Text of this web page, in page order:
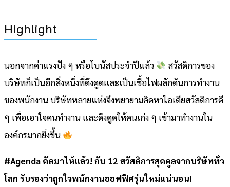
Highlight
นอกจากค่าแรงปัง ๆ หรือโบนัสประจำปีแล้ว
สวัสดิการของ
บริษัทก็เป็นอีกสิ่งหนึ่งที่ดึงดูดและเป็นเชื้อไฟผลักดันการทำงาน
ของพนักงาน บริษัทหลายแห่งจึงพยายามคิดหาไอเดียสวัสดิการดี
ๆ เพื่อเอาใจคนทำงาน และดึงดูดให้คนเก่ง ๆ เข้ามาทำงานใน
องค์กรมากยิ่งขึ้น
#Agenda คัดมาให้แล้ว! กับ 12 สวัสดิการสุดคูลจากบริษัททั่ว
โลก รับรองว่าถูกใจพนักงานออฟฟิศรุ่นใหม่แน่นอน!